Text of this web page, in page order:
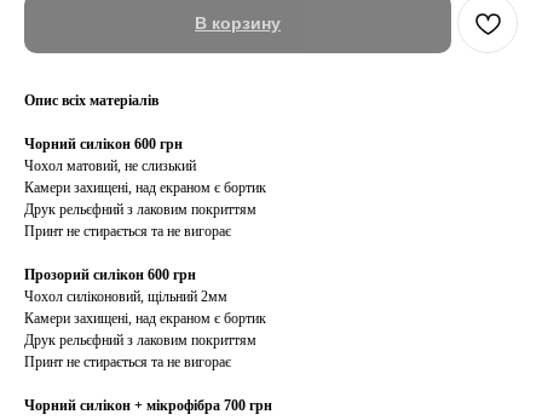
В корзину
Опис всіх матеріалів
Чорний силікон 600 грн
Чохол матовий, не слизький
Камери захищені, над екраном є бортик
Друк рельєфний з лаковим покриттям
Принт не стирається та не вигорає
Прозорий силікон 600 грн
Чохол силіконовий, щільний 2мм
Камери захищені, над екраном є бортик
Друк рельєфний з лаковим покриттям
Принт не стирається та не вигорає
Чорний силікон + мікрофібра 700 грн